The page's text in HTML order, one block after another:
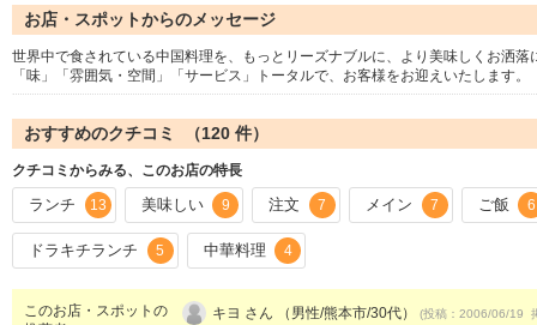
お店・スポットからのメッセージ
世界中で食されている中国料理を、もっとリーズナブルに、より美味しくお洒
「味」「雰囲気・空間」「サービス」トータルで、お客様をお迎えいたします。
おすすめのクチコミ （120 件）
クチコミからみる、このお店の特長
ランチ 13 美味しい 9 注文 7 メイン 7 ご飯 6
ドラキチランチ 5 中華料理 4
このお店・スポットの
キヨ さん （男性/熊本市/30代） (投稿：2006/06/19